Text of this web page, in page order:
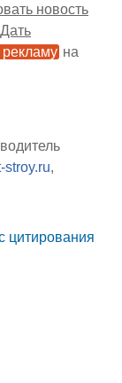
новость
Дать
рекламу на
stroy.ru